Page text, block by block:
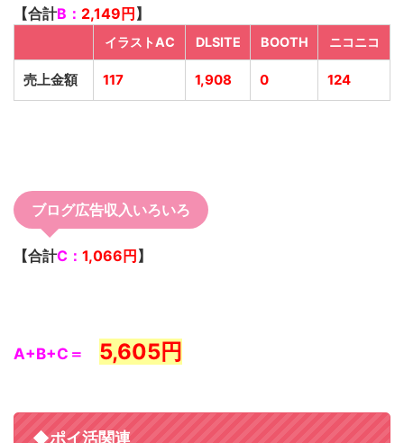
【合計B： 2,149円】
イラストAC DLSITE BOOTH ニコニコ
売上金額 117 1,908 0 124
ブログ広告収入いろいろ
【合計C： 1,066円】
A+B+C＝ 5,605円
◆ポイ活関連